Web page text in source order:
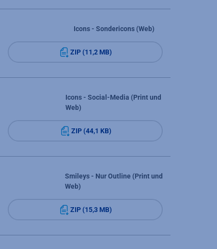
Icons - Sondericons (Web)
ZIP (11,2 MB)
Icons - Social-Media (Print und
Web)
ZIP (44,1 KB)
Smileys - Nur Outline (Print und
Web)
ZIP (15,3 MB)